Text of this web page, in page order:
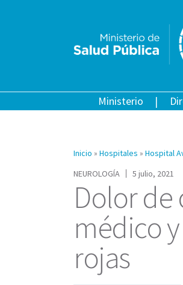
Ministerio
Inicio » Hospitales » Hospital
NEUROLOGÍA
5 julio, 2021
Dolor de
médico
rojas